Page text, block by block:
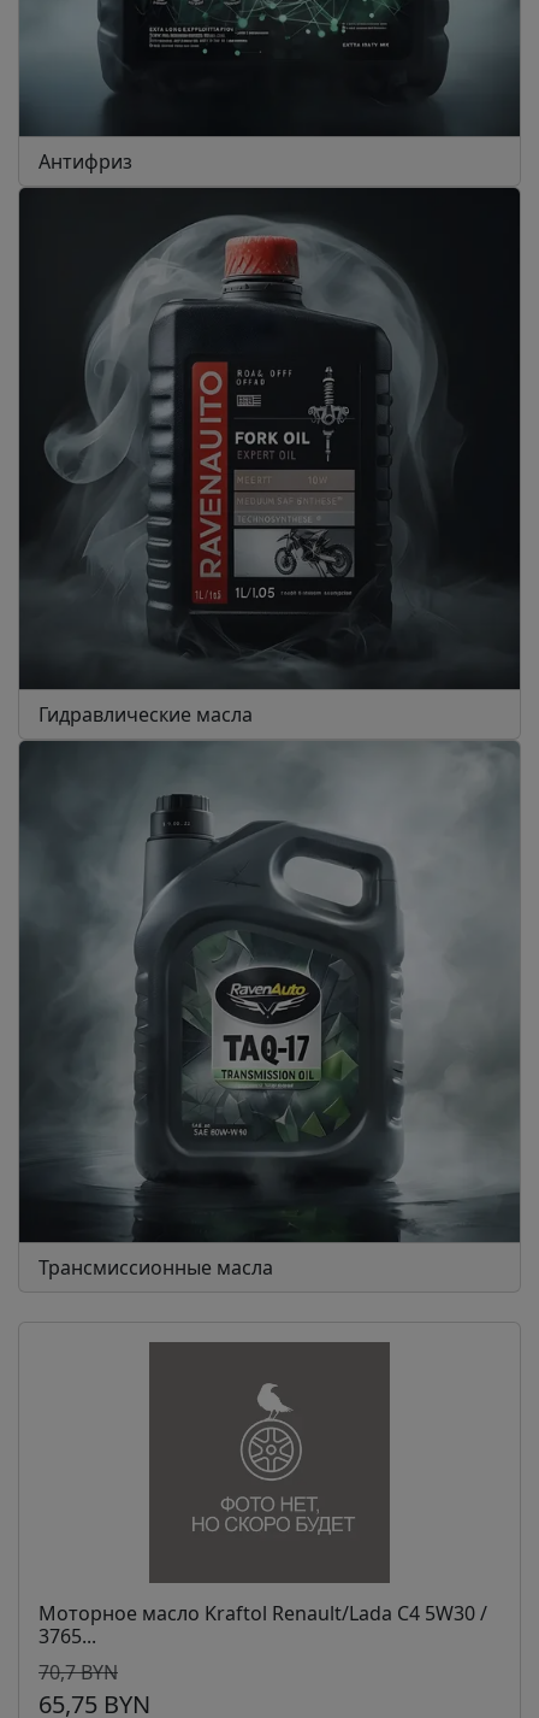
Антифриз
Гидравлические масла
Трансмиссионные масла
Моторное масло Kraftol Renault/Lada C4 5W30 /
3765...
70,7 BYN
65,75 BYN